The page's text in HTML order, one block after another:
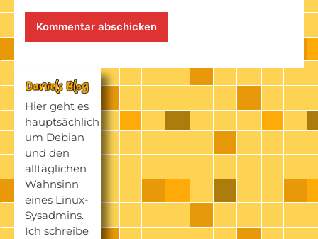
Hier geht es
hauptsächlich
um Debian
und den
alltäglichen
Wahnsinn
eines Linux-
Sysadmins.
Ich schreibe